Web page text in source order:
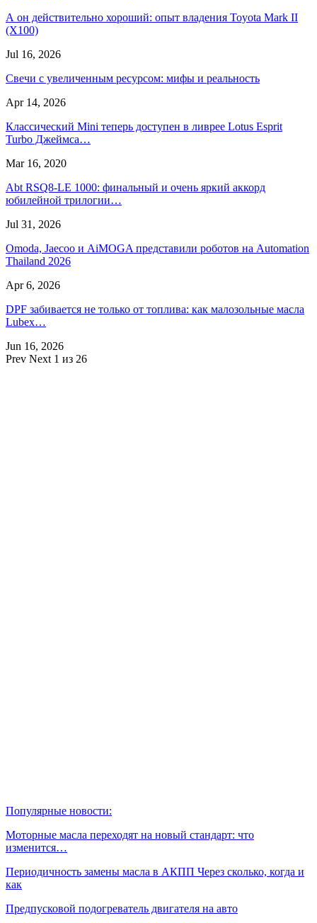
А он действительно хороший: опыт владения Toyota Mark II
(Х100)
Jul 16, 2026
Свечи с увеличенным ресурсом: мифы и реальность
Apr 14, 2026
Классический Mini теперь доступен в ливрее Lotus Esprit
Turbo Джеймса…
Mar 16, 2020
Abt RSQ8-LE 1000: финальный и очень яркий аккорд
юбилейной трилогии…
Jul 31, 2026
Omoda, Jaecoo и AiMOGA представили роботов на Automation
Thailand 2026
Apr 6, 2026
DPF забивается не только от топлива: как малозольные масла
Lubex…
Jun 16, 2026
Prev Next 1 из 26
Популярные новости:
Моторные масла переходят на новый стандарт: что
изменится…
Периодичность замены масла в АКПП Через сколько, когда и
как
Предпусковой подогреватель двигателя на авто